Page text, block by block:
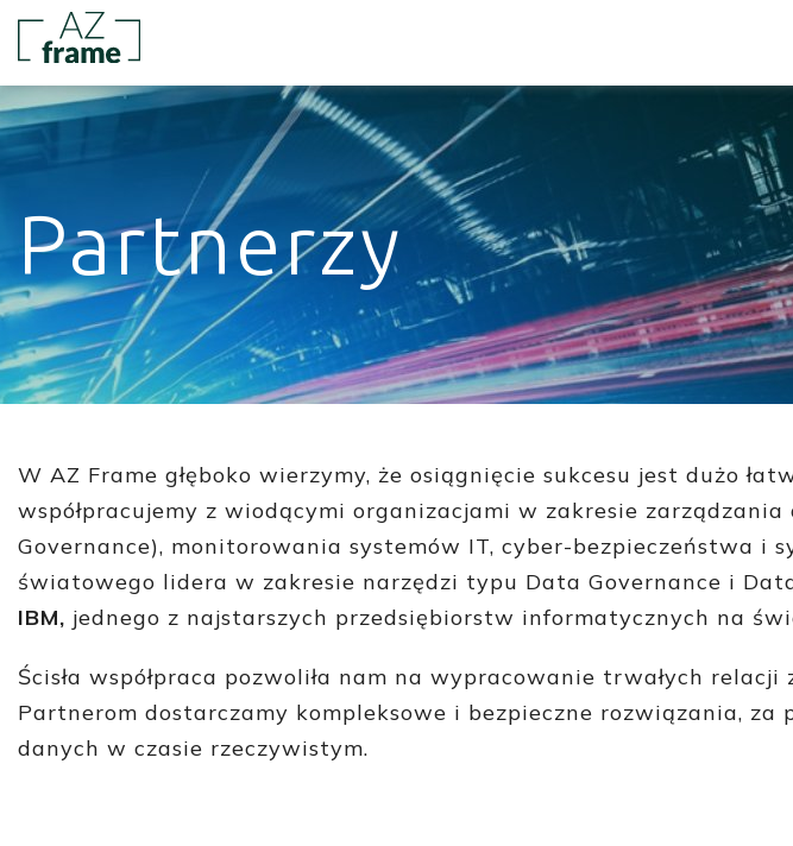
Partnerzy
W AZ Frame głęboko wierzymy, że osiągnięcie sukcesu jest dużo
współpracujemy z wiodącymi organizacjami w zakresie
Governance), monitorowania systemów IT, cyber-bezpieczeństwa i
światowego lidera w zakresie narzędzi typu Data Governance i
IBM, jednego z najstarszych przedsiębiorstw informatycznych na
Ścisła współpraca pozwoliła nam na wypracowanie trwałych
Partnerom dostarczamy kompleksowe i bezpieczne rozwiązania,
danych w czasie rzeczywistym.